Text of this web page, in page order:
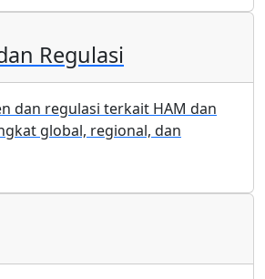
Regulasi
dan regulasi terkait HAM dan
global, regional, dan